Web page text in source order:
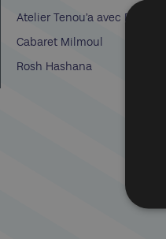
Atelier Tenou’a avec
Cabaret Milmoul
Rosh Hashana